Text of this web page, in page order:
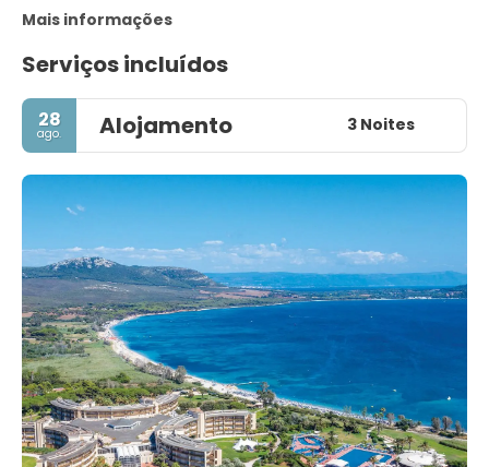
Mais informações
Serviços incluídos
28
ago. Alojamento 3 Noites